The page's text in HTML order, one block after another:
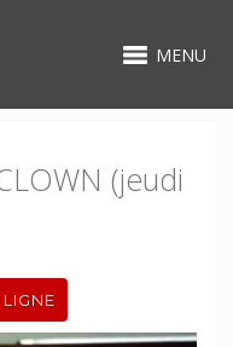
MENU
(jeudi
LIGNE